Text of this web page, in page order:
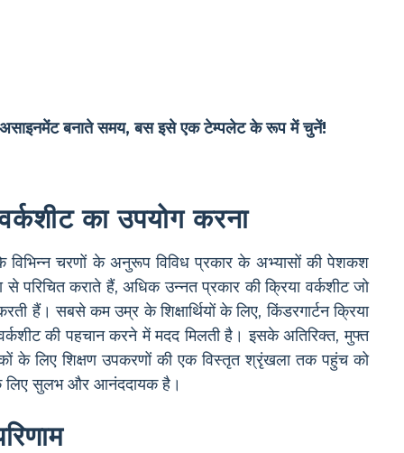
बनाते समय, बस इसे एक टेम्पलेट के रूप में चुनें!
का उपयोग करना
विभिन्न चरणों के अनुरूप विविध प्रकार के अभ्यासों की पेशकश
से परिचित कराते हैं, अधिक उन्नत प्रकार की क्रिया वर्कशीट जो
हैं। सबसे कम उम्र के शिक्षार्थियों के लिए, किंडरगार्टन क्रिया
की पहचान करने में मदद मिलती है। इसके अतिरिक्त, मुफ्त
के लिए शिक्षण उपकरणों की एक विस्तृत श्रृंखला तक पहुंच को
के लिए सुलभ और आनंददायक है।